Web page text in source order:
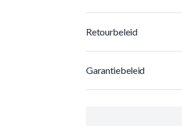
Retourbeleid
Garantiebeleid